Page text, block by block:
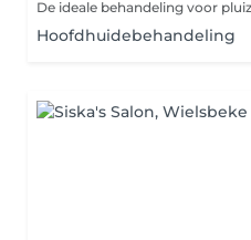
Hoofdhuidebehandeling